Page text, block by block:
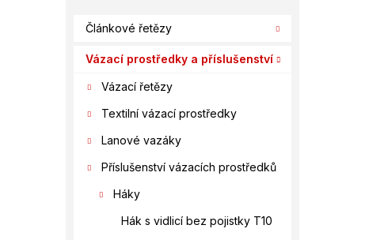
Článkové řetězy
Vázací prostředky a příslušenství
Vázací řetězy
Textilní vázací prostředky
Lanové vazáky
Příslušenství vázacích prostředků
Háky
Hák s vidlicí bez pojistky T10